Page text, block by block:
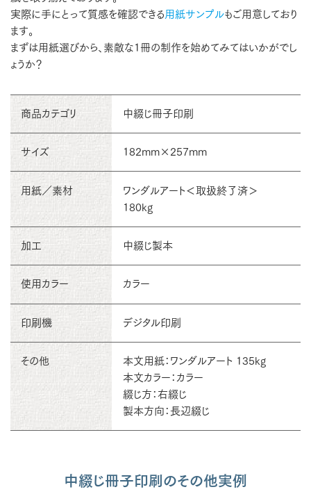
実際に手にとって質感を確認できる 用紙サンプルもご用意しており
ます。
まずは用紙選びから、素敵な1冊の制作を始めてみてはいかがでし
ょうか？
商品カテゴリ 中綴じ冊子印刷
サイズ 182mm×257mm
用紙／素材
ワンダルアート＜取扱終了済＞
180kg
加工 中綴じ製本
使用カラー カラー
印刷機 デジタル印刷
その他
本文用紙：ワンダルアート 135kg
本文カラー：カラー
綴じ方：右綴じ
製本方向：長辺綴じ
中綴じ冊子印刷のその他実例